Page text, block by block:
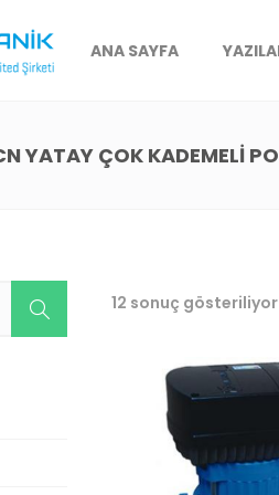
ANA SAYFA
YATAY ÇOK KADEMELİ
12 sonuç gösteriliyor